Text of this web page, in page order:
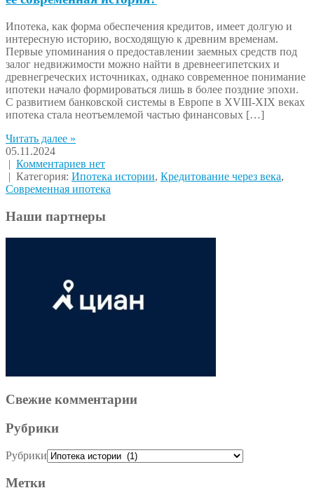
Ипотека, как форма обеспечения кредитов, имеет долгую и
интересную историю, восходящую к древним временам.
Первые упоминания о предоставлении заемных средств под
залог недвижимости можно найти в древнеегипетских и
древнегреческих источниках, однако современное понимание
ипотеки начало формироваться лишь в более поздние эпохи.
С развитием банковской системы в Европе в XVIII-XIX веках
ипотека стала неотъемлемой частью финансовых […]
Читать далее »
05.11.2024
| Комментариев нет
| Категория: Ипотека истории, Кредитование через века,
Современная ипотека
Наши партнеры
Свежие комментарии
Рубрики
Рубрики
Метки